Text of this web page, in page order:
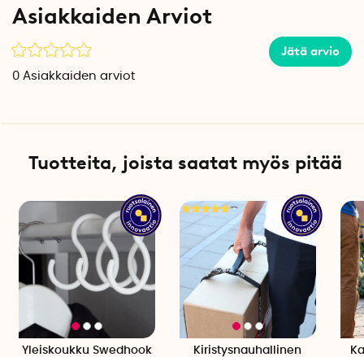
tikkaille.
Karabiinikoukku on kevyt, vahva ja kestävä. Molemmissa
päissä olevat aukot ovat noin 5,5 cm leveät. Koukut on
Enimmäiskuormitus: 45 kg
Mitat: 26,5 cm x 13 cm x 1,5 cm
Materiaali: Lasikuituvahvisteista nailonia, ruostumatonta
terästä
Malli: Nite Ize S-Biner koko 10
Karabiinikoukkua ei saa käyttää kiipeilyyn.
Asiakkaiden Arviot
Jätä arvio
0 Asiakkaiden arviot
Tuotteita, joista saatat myös pitää
Yleiskoukku Swedhook
Kiristysnauhallinen